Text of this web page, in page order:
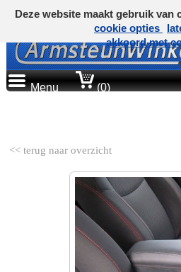
Menu (0)
<< terug naar overzicht
Deze website maakt gebruik van
cookie opties
akkoord met